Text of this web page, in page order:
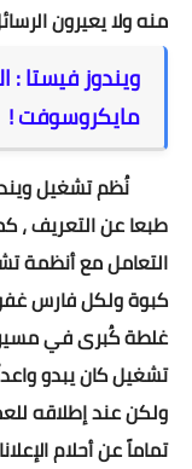
منه ولا يعيرون
ويندوز فيستا
مايكروسوفت !
نُظم تشغيل
طبعا عن التعريف ،
التعامل مع أنظمة
كبوة ولكل فارس
غلطة كُبرى في
تشغيل كان يبدو
ولكن عند إطلاقه
تماماً عن أحلام